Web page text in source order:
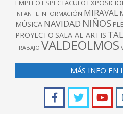
EMPLEO ESPECTÁCULO
INFANTIL INFORMACIÓN MIRAVAL
MÚSICA NAVIDAD NIÑOS
PROYECTO SALA AL-ARTIS
TRABAJO VALDEOLMOS
MÁS INFO EN